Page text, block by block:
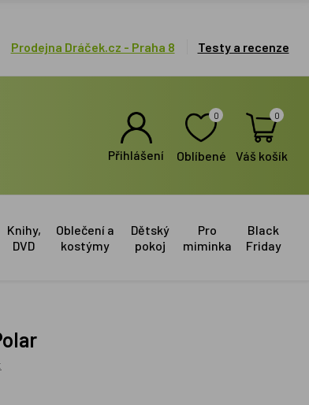
Prodejna Dráček.cz - Praha 8 Testy a recenze
Přihlášení
0
Oblíbené
0
Váš košík
Knihy,
DVD
Oblečení a
kostýmy
Dětský
pokoj
Pro
miminka
Black
Friday